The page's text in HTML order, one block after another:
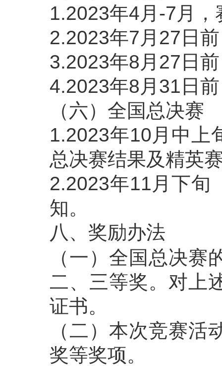
1.2023年4月-7月
2.2023年7月27日
3.2023年8月27日
4.2023年8月31日
（六）全国总决赛
1.2023年10月中上
总决赛结果及精英
2.2023年11月下旬
知。
八、奖励办法
（一）全国总决
二、三等奖。对上
证书。
（二）本次竞赛
奖等奖项。